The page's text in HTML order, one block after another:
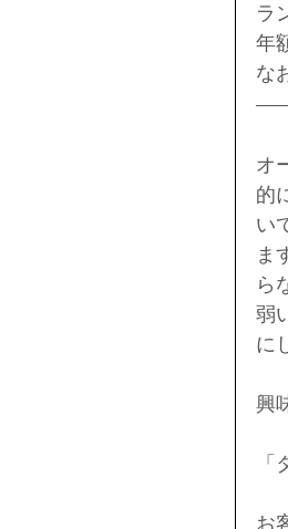
ラ
年
な
オ
的
い
ま
ら
弱
に
興
お